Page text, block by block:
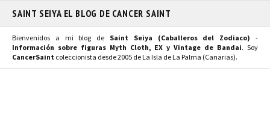
SAINT SEIYA EL BLOG DE CANCER SAINT
Bienvenidos a mi blog de Saint Seiya (Caballeros del Zodiaco) -
Información sobre figuras Myth Cloth, EX y Vintage de Bandai. Soy
CancerSaint coleccionista desde 2005 de La Isla de La Palma (Canarias).